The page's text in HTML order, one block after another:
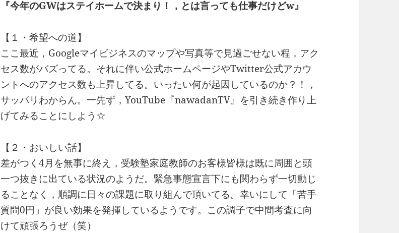
『今年のGWはステイホームで決まり！，とは言っても仕事だけどw』
【１・希望への道】
ここ最近，Googleマイビジネスのマップや写真等で見過ごせない程，アク
セス数がバズってる。それに伴い公式ホームページやTwitter公式アカウ
ントへのアクセス数も上昇してる。いったい何が起因しているのか？！，
サッパリわからん。一先ず，YouTube『nawadanTV』を引き続き作り上
げてみることにしよう☆
【２・おいしい話】
差がつく4月を無事に終え，受験塾家庭教師のお客様皆様は既に周囲と頭
一つ抜きに出ている状況のようだ。緊急事態宣言下にも関わらず一切動じ
ることなく，順調に日々の課題に取り組んで頂いてる。幸いにして「苦手
質問0円」が良い効果を発揮しているようです。この調子で中間考査に向
けて頑張ろうぜ（笑）